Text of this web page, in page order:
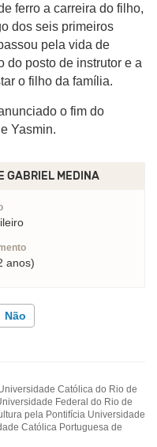
ferro a carreira do filho,
dos seis primeiros
pela vida de
do posto de instrutor e a
o filho da família.
o fim do
Yasmin.
GABRIEL MEDINA
anos)
Não
que procuro
Católica do Rio de
Federal do Rio de
pela Pontifícia Universidade
Católica Portuguesa de